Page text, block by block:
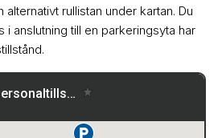
alternativt rullistan under kartan. Du
i anslutning till en parkeringsyta har